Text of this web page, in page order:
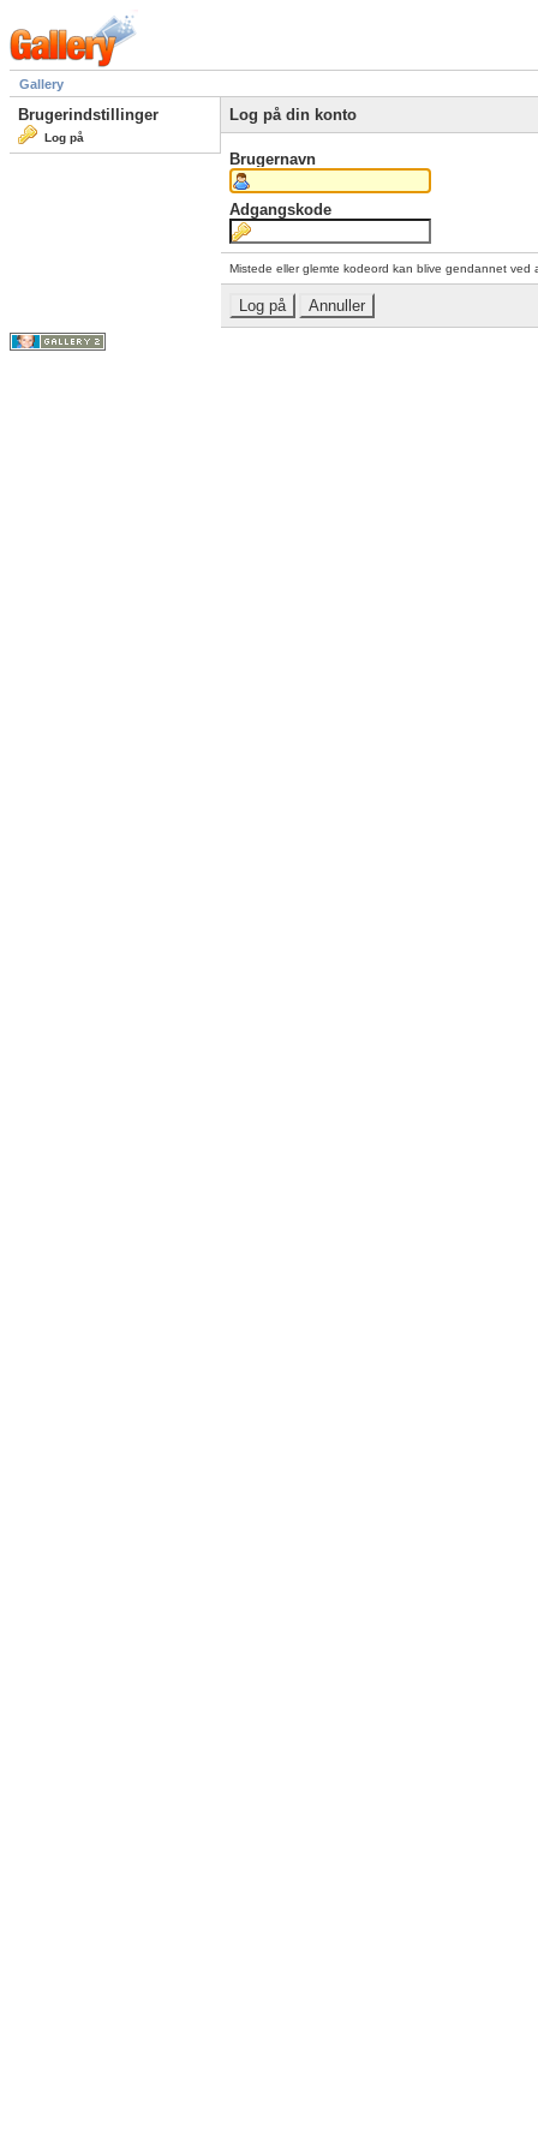
Gallery
Brugerindstillinger
Log på
Log på din konto
Brugernavn
Adgangskode
Mistede eller glemte kodeord kan blive gendannet ved